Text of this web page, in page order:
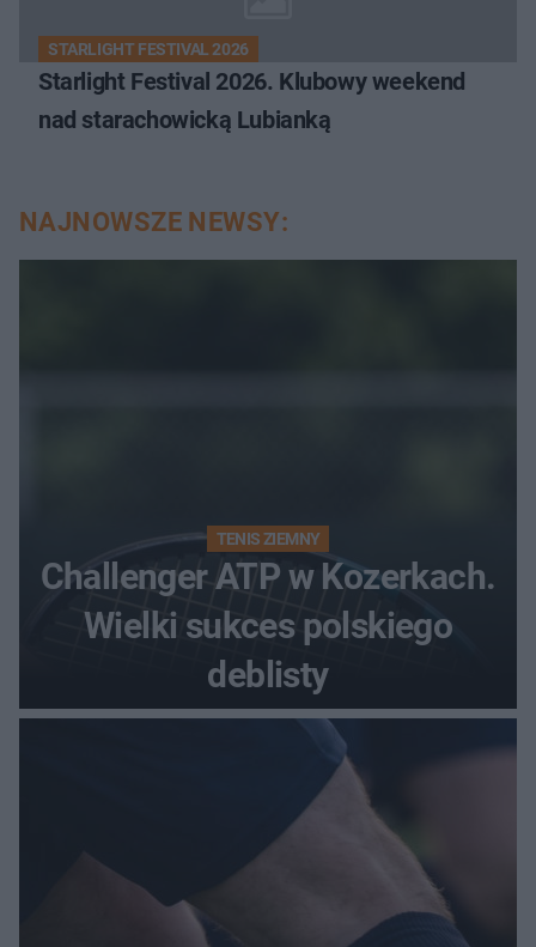
STARLIGHT FESTIVAL 2026
Starlight Festival 2026. Klubowy weekend
nad starachowicką Lubianką
NAJNOWSZE NEWSY:
TENIS ZIEMNY
Challenger ATP w Kozerkach.
Wielki sukces polskiego
deblisty